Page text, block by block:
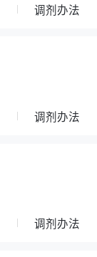
调剂办法
调剂办法
调剂办法